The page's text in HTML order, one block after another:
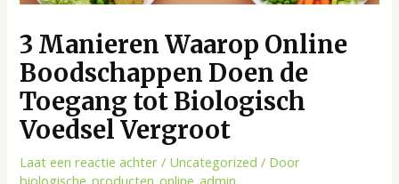
3 Manieren Waarop Online
Boodschappen Doen de
Toegang tot Biologisch
Voedsel Vergroot
Laat een reactie achter / Uncategorized / Door
biologische_producten_online_admin